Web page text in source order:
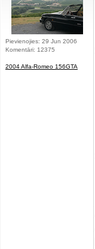
Pievienojies: 29 Jun 2006
Komentāri: 12375
2004 Alfa-Romeo 156GTA